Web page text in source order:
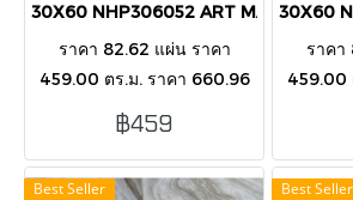
30X60 NHP306052 ART MARBLE
ราคา 82.62 แผ่น ราคา
459.00 ตร.ม. ราคา 660.96
กล่อง บรรขุ 8 แผ่น/กล่อง/1.44
ตารางเมตร กระเบื้องตกแต่ง
ผนังภายนอก-ในอาคาร
฿459
30X60
ราคา
459.00
กล่อง บ
ตาราง
ผนังภ
Best Seller Best Seller